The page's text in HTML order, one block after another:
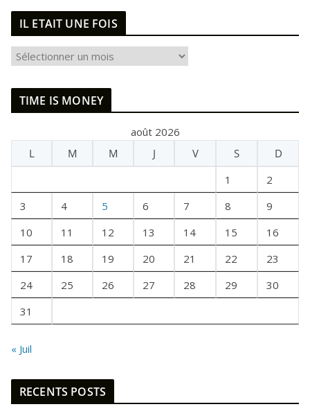
IL ETAIT UNE FOIS
E
I
U
F
S
TIME IS MONEY
août 2026
L
M M J V S
D
1
2
3
4 5 6 7 8
9
10
11 12 13 14 15
16
17
18 19 20 21 22
23
24
25 26 27 28 29
30
31
« Juil
RECENTS POSTS